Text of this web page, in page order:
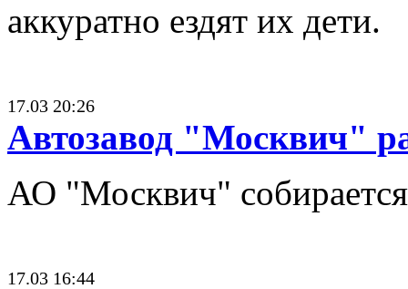
аккуратно ездят их дети.
17.03 20:26
Автозавод "Москвич"
АО "Москвич" собирается
17.03 16:44